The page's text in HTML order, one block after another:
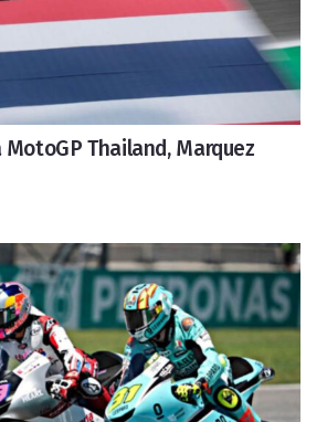
MotoGP Thailand, Marquez